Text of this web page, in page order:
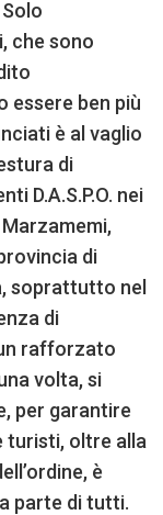
che sono
essere ben più
è al vaglio
di
D.A.S.P.O. nei
di
soprattutto nel
di
rafforzato
volta, si
per garantire
turisti, oltre alla
è
parte di tutti.